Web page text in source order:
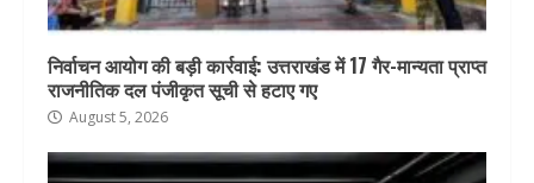
निर्वाचन आयोग की बड़ी कार्रवाई: उत्तराखंड में 17 गैर-मान्यता प्राप्त
राजनीतिक दल पंजीकृत सूची से हटाए गए
August 5, 2026